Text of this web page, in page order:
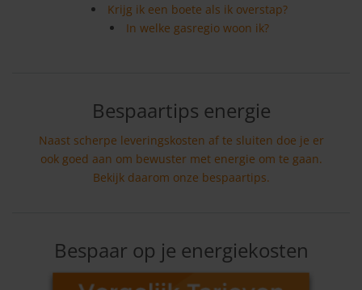
Krijg ik een boete als ik overstap?
In welke gasregio woon ik?
Bespaartips energie
Naast scherpe leveringskosten af te sluiten doe je er
ook goed aan om bewuster met energie om te gaan.
Bekijk daarom onze bespaartips.
Bespaar op je energiekosten